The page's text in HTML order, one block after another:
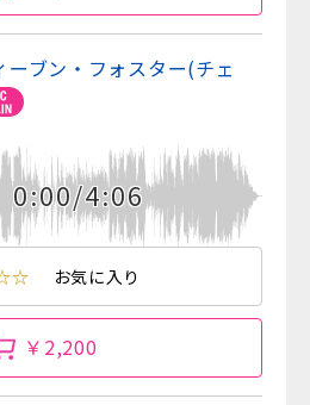
ブン・フォスター(チェ
0:00/4:06
お気に入り
￥2,200